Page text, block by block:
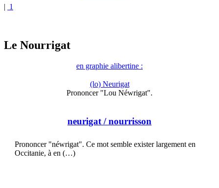
| 1
Le Nourrigat
en graphie alibertine :
(lo) Neurigat
Prononcer "Lou Néwrigat".
neurigat / nourrisson
Prononcer "néwrigat". Ce mot semble exister largement en
Occitanie, à en (…)